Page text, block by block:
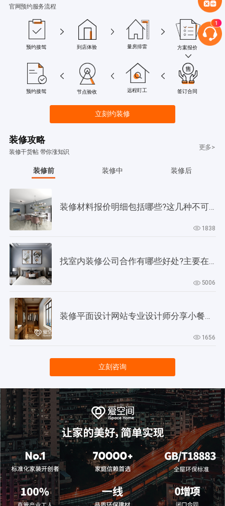
官网预约服务流程
预约接驾 到店体验 量房排雷 方案报价
预约接驾 节点验收 远程盯工 签订合同
立刻约装修
装修攻略
装修干货帖 带你涨知识
更多>
装修前 装修中 装修后
装修材料报价明细包括哪些?这几种不可缺少!
1838
找室内装修公司合作有哪些好处?主要在以下4个方面!
5006
1656
立刻咨询